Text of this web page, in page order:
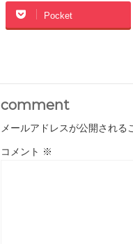
Pocket
comment
メールアドレスが公開される
コメント ※